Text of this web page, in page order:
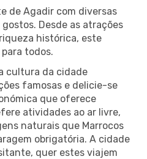
de Agadir com diversas
Desde as atrações
histórica, este
todos.
cultura da cidade
famosas e delicie-se
que oferece
atividades ao ar livre,
naturais que Marrocos
obrigatória. A cidade
quer estes viajem